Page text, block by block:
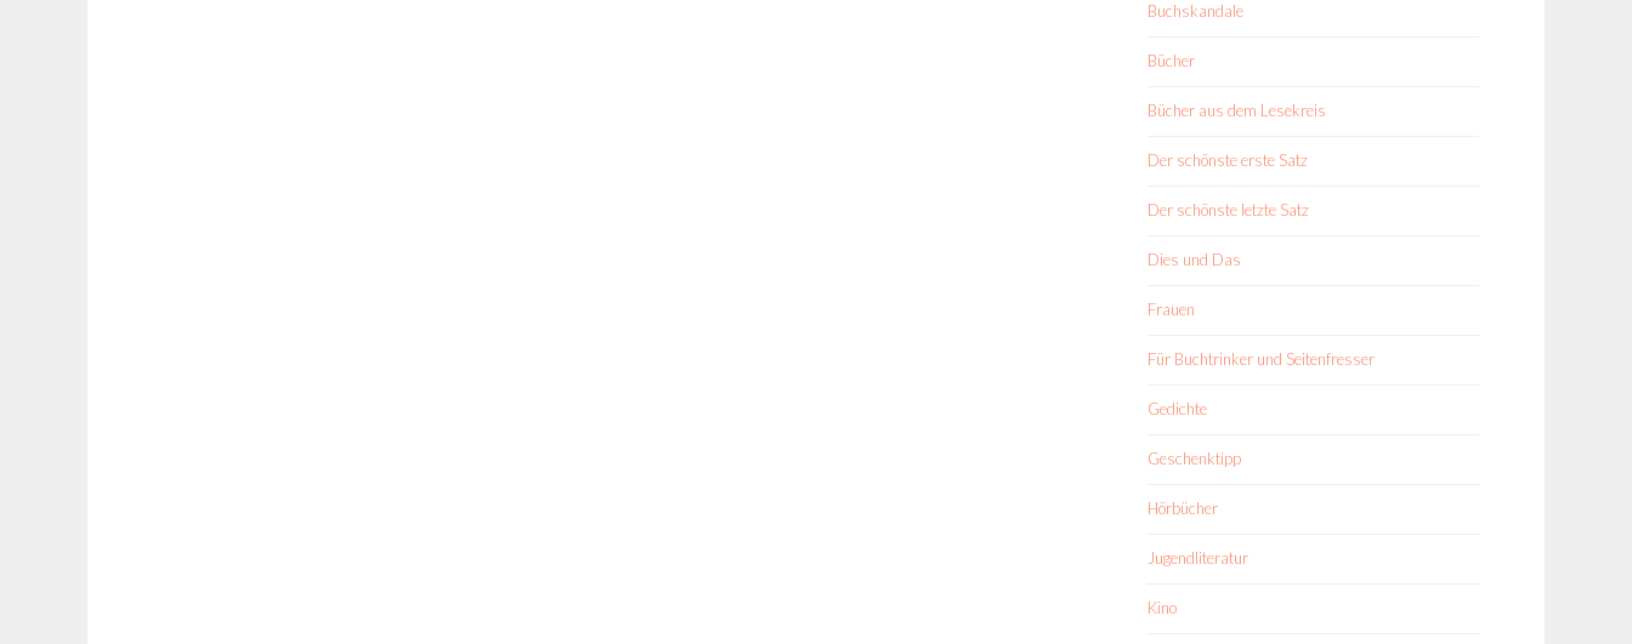
Buchskandale
Bücher
Bücher aus dem Lesekreis
Der schönste erste Satz
Der schönste letzte Satz
Dies und Das
Frauen
Für Buchtrinker und Seitenfresser
Gedichte
Geschenktipp
Hörbücher
Jugendliteratur
Kino